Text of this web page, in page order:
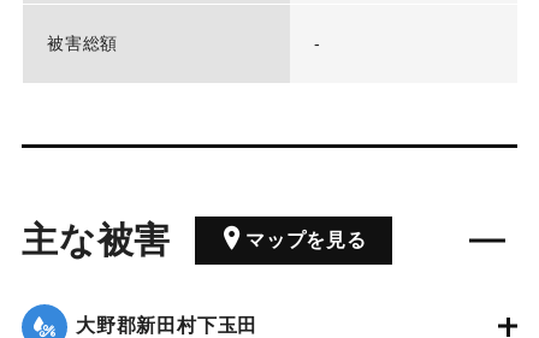
被害総額 -
主な被害 マップを見る
大野郡新田村下玉田